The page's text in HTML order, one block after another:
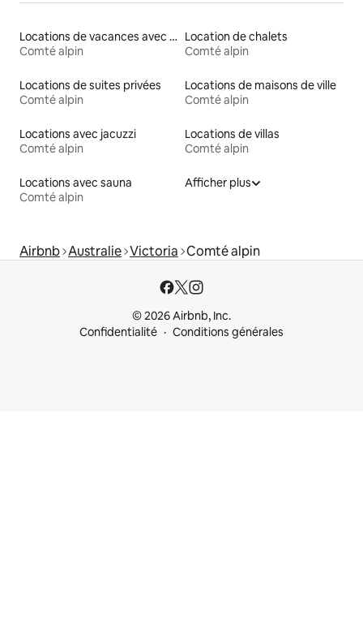
Locations de vacances avec piscine
Comté alpin
Location de chalets
Comté alpin
Locations de suites privées
Comté alpin
Locations de maisons de ville
Comté alpin
Locations avec jacuzzi
Comté alpin
Locations de villas
Comté alpin
Locations avec sauna
Comté alpin
Afficher plus
Airbnb Australie Victoria Comté alpin
© 2026 Airbnb, Inc.
Confidentialité
Conditions générales